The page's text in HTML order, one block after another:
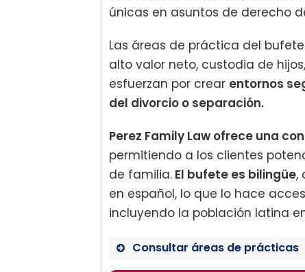
únicas en asuntos de derecho
Las áreas de práctica del
alto valor neto, custodia de
esfuerzan por crear entornos
del divorcio o separación.
Perez Family Law ofrece una
permitiendo a los clientes
de familia. El bufete es bilingüe,
en español, lo que lo hace
incluyendo la población latina
Consultar áreas de prácticas